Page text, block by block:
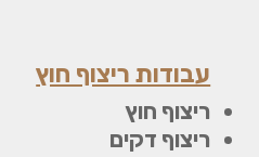
עבודות ריצוף חוץ
ריצוף חוץ
ריצוף דקים